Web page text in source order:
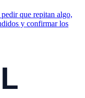
que repitan algo,
y confirmar los